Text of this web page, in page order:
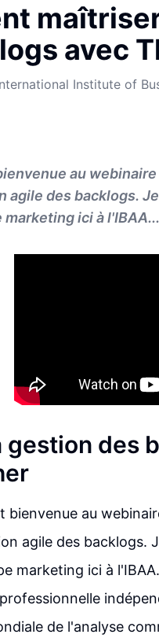
avec
Institute of
au
agile des backlogs.
ici à l'IBAA...
des
bienvenue au
agile des backlogs.
marketing ici à
de l'analyse